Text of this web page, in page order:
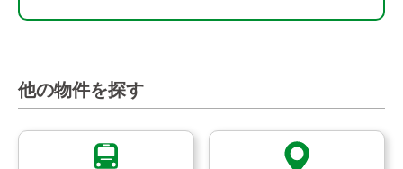
他の物件を探す